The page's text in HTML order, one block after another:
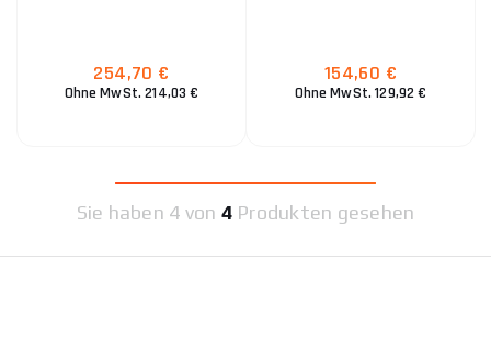
254,70 €
Ohne MwSt. 214,03 €
154,60 €
Ohne MwSt. 129,92 €
Sie haben 4 von 4Produkten gesehen